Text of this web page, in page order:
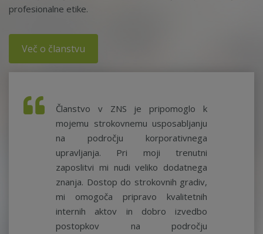
profesionalne etike.
Več o članstvu
Članstvo v ZNS je pripomoglo k
mojemu strokovnemu usposabljanju
na področju korporativnega
upravljanja. Pri moji trenutni
zaposlitvi mi nudi veliko dodatnega
znanja. Dostop do strokovnih gradiv,
mi omogoča pripravo kvalitetnih
internih aktov in dobro izvedbo
postopkov na področju